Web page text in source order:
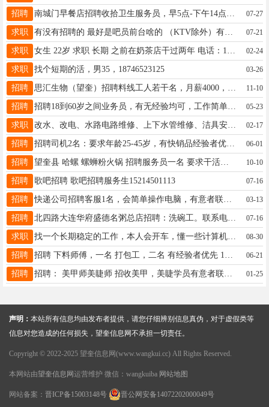
招聘 07-27
求职 有没有招聘的 最好是吧员前台啥的 （KTV除外）有的联系我15545539430微信同步 07-21
求职 02-24
求职 找个短期的活，男35，18746523125 03-26
招聘 11-10
招聘 招聘18到60岁之间业务员，有无经验均可，工作简单，时间自由，有想做联系我，15304652440 05-23
求职 改水、改电、水路电路维修、上下水管维修、洁具安装、灯具安装、换分水器、换水龙头、换阀门，电话:13763744627。 02-17
招聘 招聘司机2名：要求年龄25-45岁，有快销品经验者优先，薪资面议，电话17004551111 06-01
招聘 望奎县 哈螺 螺蛳粉火锅 招聘服务员一名 要求干活干净利索。☎17124418888在 10-10
招聘 歌吧招聘 歌吧招聘服务生15214501113 07-16
招聘 03-13
招聘 北四路大连华府盛德名粥总店招聘：洗碗工。联系电话：13163649991。 07-16
求职 找一个长期稳定的工作，本人会开车，懂一些计算机技术 电话13555328185 08-30
招聘 06-21
招聘 01-25
声明： 本站所有信息均由发布者提供，请您仔细辨别信息真伪，对于虚假类等
信息对您造成的任何损失，望奎信息网不承担一切责任。
Copyright © 2022-2025 望奎信息网(www.wangkui.cc) All Rights Reserved.
本网站由望奎信息网 运营维护 微信：wangkuiba 网站地图
网站备案： 晋ICP备15003148号 晋公网安备14072202000049号